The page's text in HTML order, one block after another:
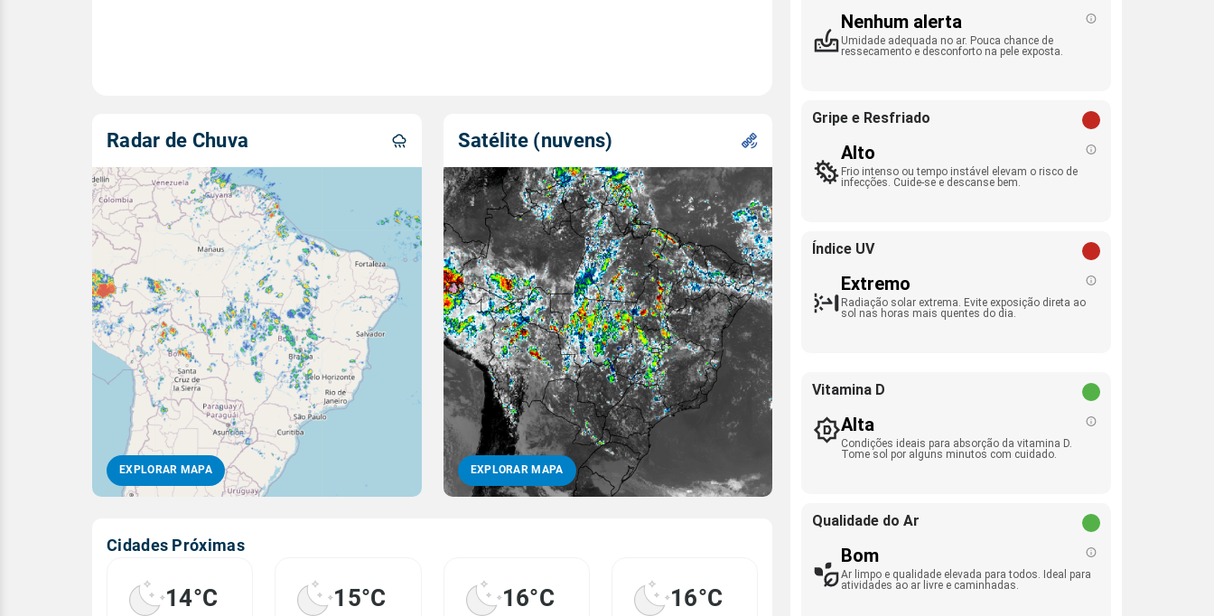
Radar de Chuva
EXPLORAR MAPA
Satélite (nuvens)
EXPLORAR MAPA
Cidades Próximas
14°C 15°C 16°C 16°C
Nenhum alerta
Umidade adequada no ar. Pouca chance de
ressecamento e desconforto na pele exposta.
Gripe e Resfriado
Alto
Frio intenso ou tempo instável elevam o risco de
infecções. Cuide-se e descanse bem.
Índice UV
Extremo
Radiação solar extrema. Evite exposição direta ao
sol nas horas mais quentes do dia.
Vitamina D
Alta
Condições ideais para absorção da vitamina D.
Tome sol por alguns minutos com cuidado.
Qualidade do Ar
Bom
Ar limpo e qualidade elevada para todos. Ideal para
atividades ao ar livre e caminhadas.